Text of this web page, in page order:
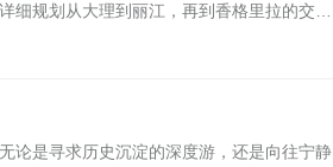
规划从大理到丽江，再到香格里拉的交通
理早间出发- 交通：建议早晨从大理古城
论是寻求历史沉淀的深度游，还是向往宁静